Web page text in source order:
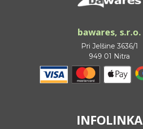
bawares, s.r.o.
Pri Jelšine 3636/1
949 01 Nitra
INFOLINKA